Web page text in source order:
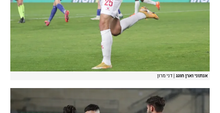
אנתוני וארן חוגג דני מרון